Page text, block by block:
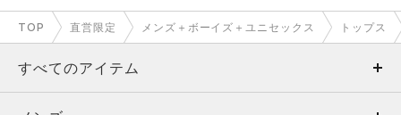
TOP 直営限定 メンズ＋ボーイズ＋ユニセックス トップス
すべてのアイテム